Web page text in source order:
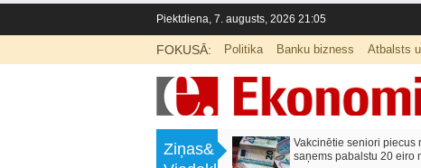
Piektdiena, 7. augusts, 2026 21:05
FOKUSĀ: Politika Banku bizness Atbalsts
Ziņas&
Labklājības ministrija rosina reformēt
un būtiski uzlabot vecāku pabalstu
Kā sagatavot
nepārslogojot